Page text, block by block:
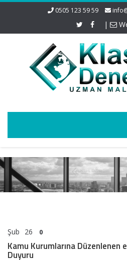
0505 123 59 59
|
Şub 26 0
Kamu Kurumlarına Düzenlenen
Duyuru